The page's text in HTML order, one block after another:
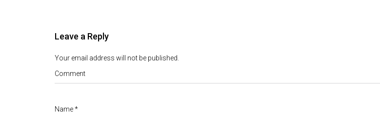
Leave a Reply
Your email address will not be published.
Comment
Name*